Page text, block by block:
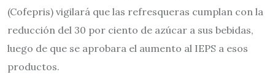
(Cofepris) vigilará que las refresqueras cumplan con la
reducción del 30 por ciento de azúcar a sus bebidas,
luego de que se aprobara el aumento al IEPS a esos
productos.